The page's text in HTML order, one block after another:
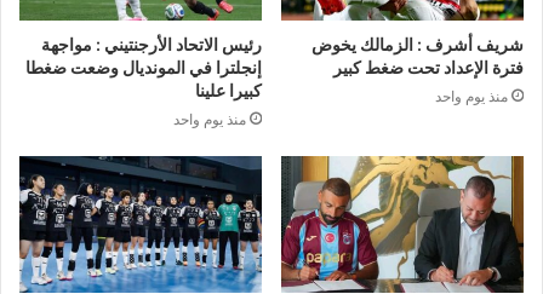
شريف أشرف : الزمالك يخوض
فترة الإعداد تحت ضغط كبير
منذ يوم واحد
رئيس الاتحاد الأرجنتيني : مواجهة
إنجلترا في المونديال وضعت ضغطا
كبيرا علينا
منذ يوم واحد